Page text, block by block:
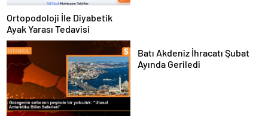
Ortopodoloji İle Diyabetik
Ayak Yarası Tedavisi
Batı Akdeniz İhracatı Şubat
Ayında Geriledi